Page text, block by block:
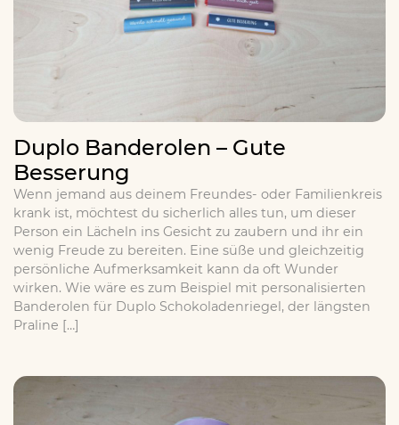
Duplo Banderolen – Gute
Besserung
Wenn jemand aus deinem Freundes- oder Familienkreis
krank ist, möchtest du sicherlich alles tun, um dieser
Person ein Lächeln ins Gesicht zu zaubern und ihr ein
wenig Freude zu bereiten. Eine süße und gleichzeitig
persönliche Aufmerksamkeit kann da oft Wunder
wirken. Wie wäre es zum Beispiel mit personalisierten
Banderolen für Duplo Schokoladenriegel, der längsten
Praline […]